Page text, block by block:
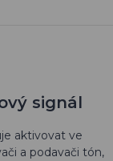
signál
aktivovat ve
a podavači tón,